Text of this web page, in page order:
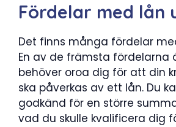
Fördelar med lån
Det finns många fördelar
En av de främsta fördelarna
behöver oroa dig för att din
ska påverkas av ett lån. Du
godkänd för en större
vad du skulle kvalificera dig